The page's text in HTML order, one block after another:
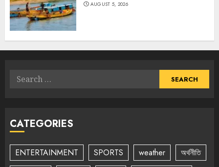
AUGUST 5, 2026
Search
CATEGORIES
ENTERTAINMENT SPORTS weather
অর্থনীতি